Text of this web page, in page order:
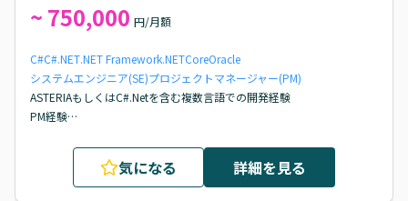
~ 750,000 円/月額
C#C#.NET.NET Framework.NETCoreOracle
システムエンジニア(SE)プロジェクトマネージャー(PM)
ASTERIAもしくはC#.Netを含む複数言語での開発経験
PM経験
工数見積もり、レビュー経験
Oracleの基本知識
コミュニケーション力（顧客折衝、チームメンバーとの関係構築）
気になる 詳細を見る